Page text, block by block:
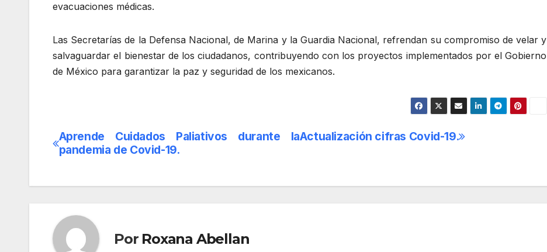
evacuaciones médicas.
Las Secretarías de la Defensa Nacional, de Marina y la Guardia Nacional, refrendan su compromiso de velar y
salvaguardar el bienestar de los ciudadanos, contribuyendo con los proyectos implementados por el Gobierno
de México para garantizar la paz y seguridad de los mexicanos.
Navegación
entradas
Actualización cifras Covid-19.
Aprende Cuidados Paliativos durante la
pandemia de Covid-19.
Por Roxana Abellan